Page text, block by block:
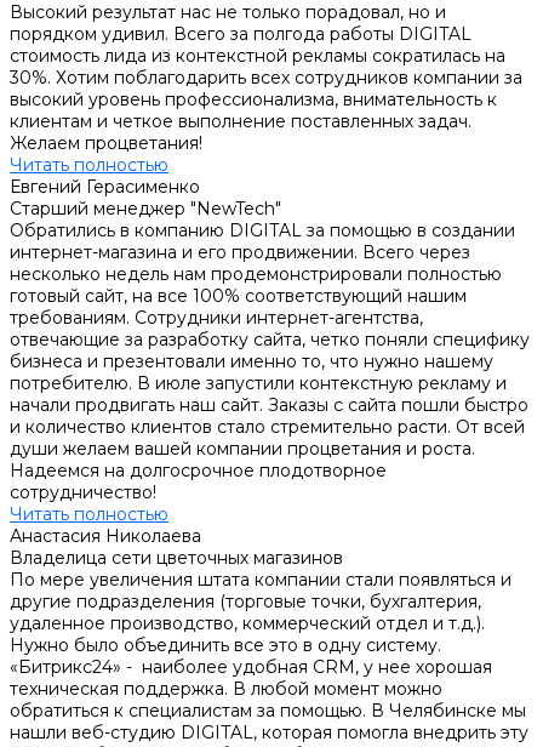
Высокий результат нас не только порадовал, но и
порядком удивил. Всего за полгода работы DIGITAL
стоимость лида из контекстной рекламы сократилась на
30%. Хотим поблагодарить всех сотрудников компании за
высокий уровень профессионализма, внимательность к
клиентам и четкое выполнение поставленных задач.
Желаем процветания!
Читать полностью
Евгений Герасименко
Старший менеджер "NewTech"
Обратились в компанию DIGITAL за помощью в создании
интернет-магазина и его продвижении. Всего через
несколько недель нам продемонстрировали полностью
готовый сайт, на все 100% соответствующий нашим
требованиям. Сотрудники интернет-агентства,
отвечающие за разработку сайта, четко поняли специфику
бизнеса и презентовали именно то, что нужно нашему
потребителю. В июле запустили контекстную рекламу и
начали продвигать наш сайт. Заказы с сайта пошли быстро
и количество клиентов стало стремительно расти. От всей
души желаем вашей компании процветания и роста.
Надеемся на долгосрочное плодотворное
сотрудничество!
Читать полностью
Анастасия Николаева
Владелица сети цветочных магазинов
По мере увеличения штата компании стали появляться и
другие подразделения (торговые точки, бухгалтерия,
удаленное производство, коммерческий отдел и т.д.).
Нужно было объединить все это в одну систему.
«Битрикс24» - наиболее удобная СRM, у нее хорошая
техническая поддержка. В любой момент можно
обратиться к специалистам за помощью. В Челябинске мы
нашли веб-студию DIGITAL, которая помогла внедрить эту